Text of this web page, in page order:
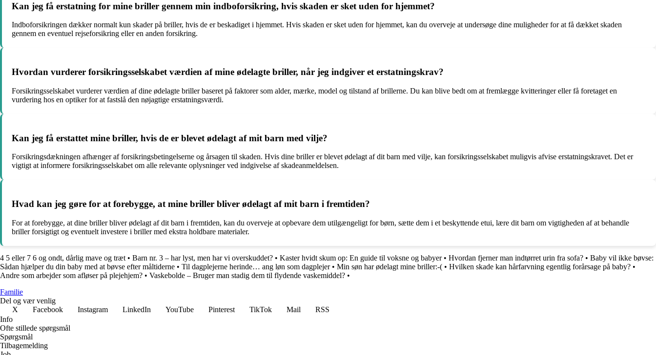
Kan jeg få erstatning for mine briller gennem min indboforsikring, hvis skaden er sket uden for hjemmet?
Indboforsikringen dækker normalt kun skader på briller, hvis de er beskadiget i hjemmet. Hvis skaden er sket uden for hjemmet, kan du overveje at undersøge dine muligheder for at få dækket skaden
gennem en eventuel rejseforsikring eller en anden forsikring.
Hvordan vurderer forsikringsselskabet værdien af mine ødelagte briller, når jeg indgiver et erstatningskrav?
Forsikringsselskabet vurderer værdien af dine ødelagte briller baseret på faktorer som alder, mærke, model og tilstand af brillerne. Du kan blive bedt om at fremlægge kvitteringer eller få foretaget en
vurdering hos en optiker for at fastslå den nøjagtige erstatningsværdi.
Kan jeg få erstattet mine briller, hvis de er blevet ødelagt af mit barn med vilje?
Forsikringsdækningen afhænger af forsikringsbetingelserne og årsagen til skaden. Hvis dine briller er blevet ødelagt af dit barn med vilje, kan forsikringsselskabet muligvis afvise erstatningskravet. Det er
vigtigt at informere forsikringsselskabet om alle relevante oplysninger ved indgivelse af skadeanmeldelsen.
Hvad kan jeg gøre for at forebygge, at mine briller bliver ødelagt af mit barn i fremtiden?
For at forebygge, at dine briller bliver ødelagt af dit barn i fremtiden, kan du overveje at opbevare dem utilgængeligt for børn, sætte dem i et beskyttende etui, lære dit barn om vigtigheden af at behandle
briller forsigtigt og eventuelt investere i briller med ekstra holdbare materialer.
4 5 eller 7 6 og ondt, dårlig mave og træt • Barn nr. 3 – har lyst, men har vi overskuddet? • Kaster hvidt skum op: En guide til voksne og babyer• Hvordan fjerner man indtørret urin fra sofa? • Baby vil ikke bøvse:
Sådan hjælper du din baby med at bøvse efter måltiderne • Til dagplejerne herinde… ang løn som dagplejer• Min søn har ødelagt mine briller:-( • Hvilken skade kan hårfarvning egentlig forårsage på baby? •
Andre som arbejder som afløser på plejehjem? • Vaskebolde – Bruger man stadig dem til flydende vaskemiddel? •
Familie
Del og vær venlig
X
Facebook Instagram LinkedIn YouTube Pinterest TikTok Mail
RSS
Info
Ofte stillede spørgsmål
Spørgsmål
Tilbagemelding